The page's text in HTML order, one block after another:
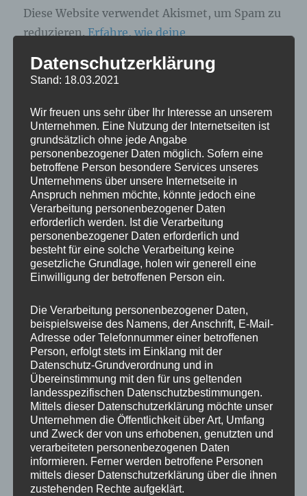
Diese Website verwendet Akismet, um Spam zu
reduzieren.Erfahre, wie deine
Beitragsnavigation
VERÖFFENTLICHT IN
IMG_7764_mL
MP Mario Porten
Beratung
Training
Coaching
Datenschutzerklärung
Stand: 18.03.2021
Wir freuen uns sehr über Ihr Interesse an unserem
Unternehmen. Eine Nutzung der Internetseiten ist
grundsätzlich ohne jede Angabe
personenbezogener Daten möglich. Sofern eine
betroffene Person besondere Services unseres
Unternehmens über unsere Internetseite in
Anspruch nehmen möchte, könnte jedoch eine
Verarbeitung personenbezogener Daten
erforderlich werden. Ist die Verarbeitung
personenbezogener Daten erforderlich und
besteht für eine solche Verarbeitung keine
gesetzliche Grundlage, holen wir generell eine
Einwilligung der betroffenen Person ein.
Die Verarbeitung personenbezogener Daten,
beispielsweise des Namens, der Anschrift, E-Mail-
Adresse oder Telefonnummer einer betroffenen
Person, erfolgt stets im Einklang mit der
Datenschutz-Grundverordnung und in
Übereinstimmung mit den für uns geltenden
landesspezifischen Datenschutzbestimmungen.
Mittels dieser Datenschutzerklärung möchte unser
Unternehmen die Öffentlichkeit über Art, Umfang
und Zweck der von uns erhobenen, genutzten und
verarbeiteten personenbezogenen Daten
informieren. Ferner werden betroffene Personen
mittels dieser Datenschutzerklärung über die ihnen
zustehenden Rechte aufgeklärt.